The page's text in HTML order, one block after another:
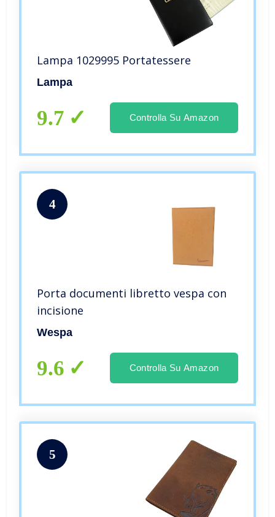
Lampa 1029995 Portatessere
Lampa
9.7 Controlla Su Amazon
4
Porta documenti libretto vespa con
incisione
Wespa
9.6 Controlla Su Amazon
5